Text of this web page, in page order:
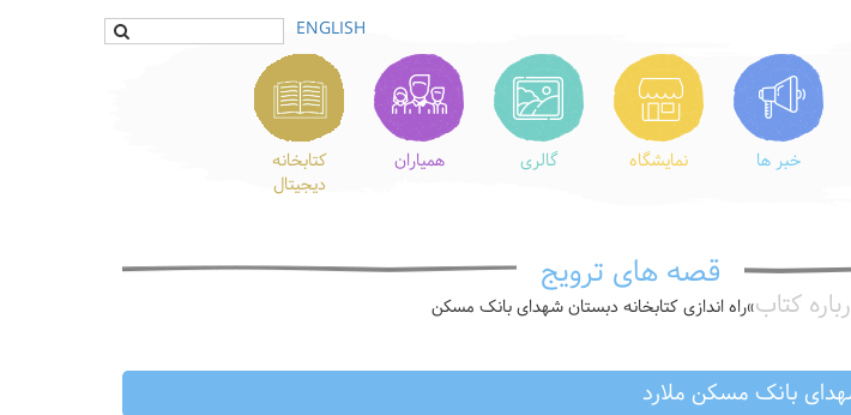
خبر ها نمایشگاه گالری همیاران
کتابخانه
دیجیتال
ENGLISH
قصه های ترویج
کتاب»راه اندازی کتابخانه دبستان شهدای بانک مسکن
بانک مسکن ملارد